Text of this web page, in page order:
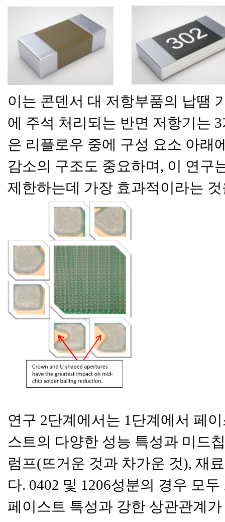
이는 콘덴서 대 저항부품의 납땜
에 주석 처리되는 반면 저항기는
은 리플로우 중에 구성 요소 아래
감소의 구조도 중요하며, 이 연구
제한하는데 가장 효과적이라는
연구 2단계에서는 1단계에서 페
스트의 다양한 성능 특성과 미드
럼프(뜨거운 것과 차가운 것), 재
다. 0402 및 1206성분의 경우 모
페이스트 특성과 강한 상관관계